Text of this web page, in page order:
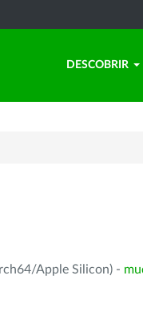
DESCOBRIR
Apple Silicon) -